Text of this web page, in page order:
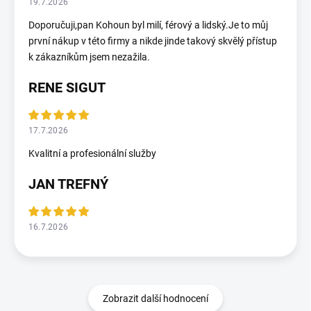
19.7.2026
Doporučuji,pan Kohoun byl milí, férový a lidský.Je to můj
první nákup v této firmy a nikde jinde takový skvělý přístup
k zákazníkům jsem nezažila.
RENE SIGUT
17.7.2026
Kvalitní a profesionální služby
JAN TREFNÝ
16.7.2026
Zobrazit další hodnocení